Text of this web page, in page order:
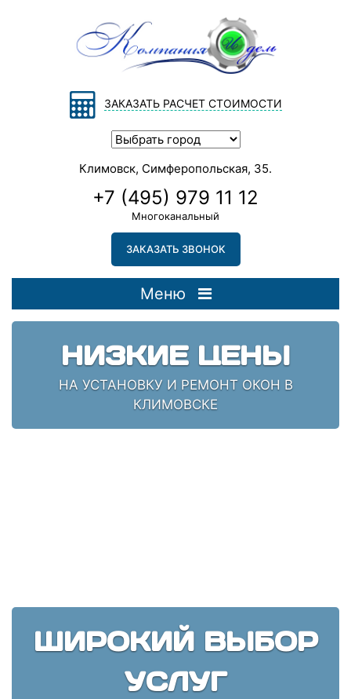
ЗАКАЗАТЬ РАСЧЕТ СТОИМОСТИ
Климовск, Симферопольская, 35.
+7 (495) 979 11 12
Многоканальный
ЗАКАЗАТЬ ЗВОНОК
Меню
НИЗКИЕ ЦЕНЫ
НА УСТАНОВКУ И РЕМОНТ ОКОН В
КЛИМОВСКЕ
ШИРОКИЙ ВЫБОР
УСЛУГ